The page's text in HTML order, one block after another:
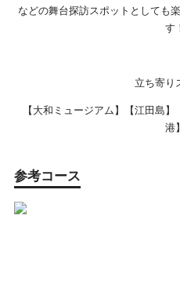
などの舞台探訪スポットとしても
す
立ち寄り
【大和ミュージアム】【江田島
港】
参考コース